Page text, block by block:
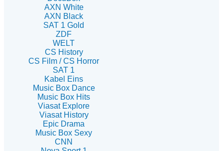
AXN White
AXN Black
SAT 1 Gold
ZDF
WELT
CS History
CS Film / CS Horror
SAT 1
Kabel Eins
Music Box Dance
Music Box Hits
Viasat Explore
Viasat History
Epic Drama
Music Box Sexy
CNN